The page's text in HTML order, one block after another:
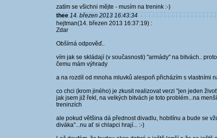
zatím se všichni mějte - musím na trenink :-)
thee 14. březen 2013 16:43:34
hejtman(14. březen 2013 16:37:19) :
Zdar
Obšírná odpověď..
vím jak se skládají (v současnosti) "armády" na bitvách..
čemu mám výhrady
a na rozdíl od mnoha mluvků alespoň přicházím s vlastními
co chci (krom jiného) je zkusit realizovat verzi "jen jeden
jak jsem již řekl, na velkých bitvách je toto problém...na
treninzích
ale pokud většina dá přednost divadlu, hobitínu a bude se
diváka"...nu ať si chlapci hrají... :-)